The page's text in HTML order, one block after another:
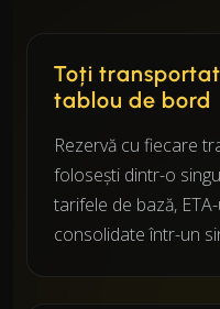
Toți
tablou de bord
Rezervă cu fiecare
folosești dintr-o
tarifele de bază,
consolidate într-un